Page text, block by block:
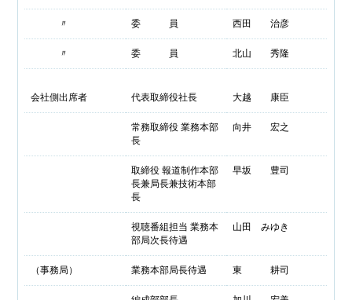
〃 委 員 西田 治彦
〃 委 員 北山 秀隆
会社側出席者 代表取締役社長 大越 康臣
常務取締役 業務本部
長
向井 宏之
取締役 報道制作本部
長兼局長兼技術本部
長
早坂 豊司
視聴番組担当 業務本
部局次長待遇
山田 みゆき
（事務局） 業務本部局長待遇 東 耕司